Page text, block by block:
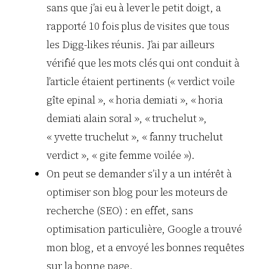
sans que j’ai eu à lever le petit doigt, a
rapporté 10 fois plus de visites que tous
les Digg-likes réunis. J’ai par ailleurs
vérifié que les mots clés qui ont conduit à
l’article étaient pertinents (« verdict voile
gîte epinal », « horia demiati », « horia
demiati alain soral », « truchelut »,
« yvette truchelut », « fanny truchelut
verdict », « gite femme voilée »).
On peut se demander s’il y a un intérêt à
optimiser son blog pour les moteurs de
recherche (SEO) : en effet, sans
optimisation particulière, Google a trouvé
mon blog, et a envoyé les bonnes requêtes